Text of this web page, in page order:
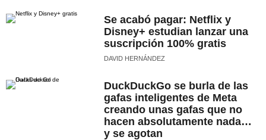
Se acabó pagar: Netflix y
Disney+ estudian lanzar una
suscripción 100% gratis
DAVID HERNÁNDEZ
DuckDuckGo se burla de las
gafas inteligentes de Meta
creando unas gafas que no
hacen absolutamente nada…
y se agotan